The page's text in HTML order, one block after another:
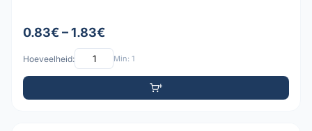
0.83€ – 1.83€
Hoeveelheid: Min: 1